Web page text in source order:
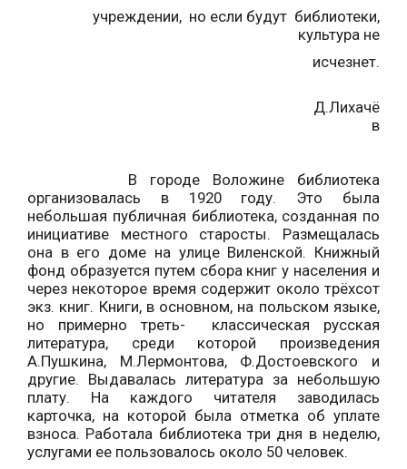
учреждении, но если будут библиотеки,
культура не
исчезнет.
Д.Лихачё
в
В городе Воложине библиотека
организовалась в 1920 году. Это была
небольшая публичная библиотека, созданная по
инициативе местного старосты. Размещалась
она в его доме на улице Виленской. Книжный
фонд образуется путем сбора книг у населения и
через некоторое время содержит около трёхсот
экз. книг. Книги, в основном, на польском языке,
но примерно треть- классическая русская
литература, среди которой произведения
А.Пушкина, М.Лермонтова, Ф.Достоевского и
другие. Выдавалась литература за небольшую
плату. На каждого читателя заводилась
карточка, на которой была отметка об уплате
взноса. Работала библиотека три дня в неделю,
услугами ее пользовалось около 50 человек.